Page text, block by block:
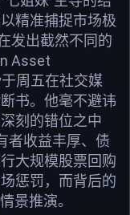
精准捕捉市场极
发出截然不同的
Asset
周五在社交媒
书。他毫不避讳
刻的错位之中
者收益丰厚、债
大规模股票回购
惩罚，而背后的
景推演。